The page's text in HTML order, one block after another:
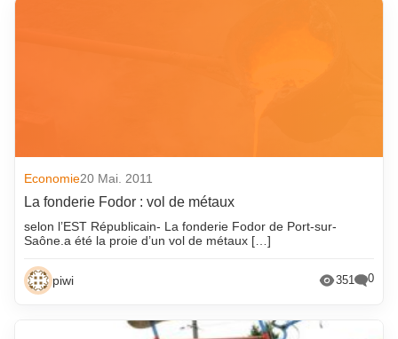
Economie20 Mai. 2011
La fonderie Fodor : vol de métaux
selon l’EST Républicain- La fonderie Fodor de Port-sur-
Saône.a été la proie d’un vol de métaux […]
piwi 351 0